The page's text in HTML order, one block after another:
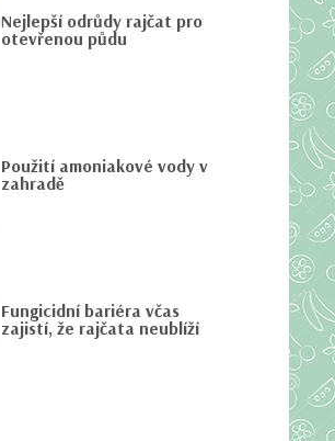
Nejlepší odrůdy rajčat pro
otevřenou půdu
Použití amoniakové vody v
zahradě
Fungicidní bariéra včas
zajistí, že rajčata neublíží